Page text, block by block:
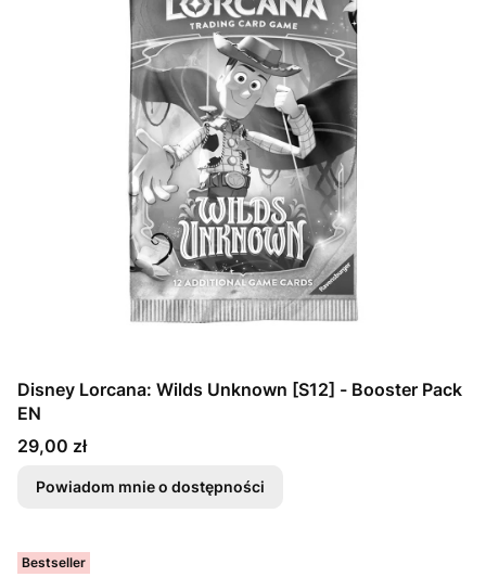
Disney Lorcana: Wilds Unknown [S12] - Booster Pack
EN
Cena
29,00 zł
Powiadom mnie o dostępności
Bestseller